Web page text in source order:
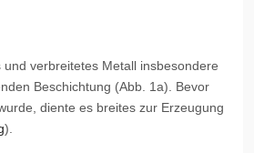
verbreitetes Metall insbesondere
Beschichtung (Abb. 1a). Bevor
diente es breites zur Erzeugung
).